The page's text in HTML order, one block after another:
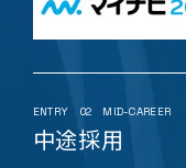
ENTRY 02 MID-CAREER
中途採用